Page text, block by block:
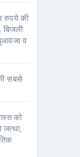
रुपये की
बिजली
व
सबसे
को
जत्था,